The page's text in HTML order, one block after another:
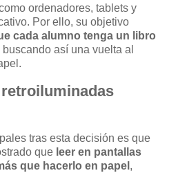
ordenadores, tablets y
Por ello, su objetivo
cada alumno tenga un libro
buscando así una vuelta al
tras esta decisión es que
que leer en pantallas
que hacerlo en papel ,